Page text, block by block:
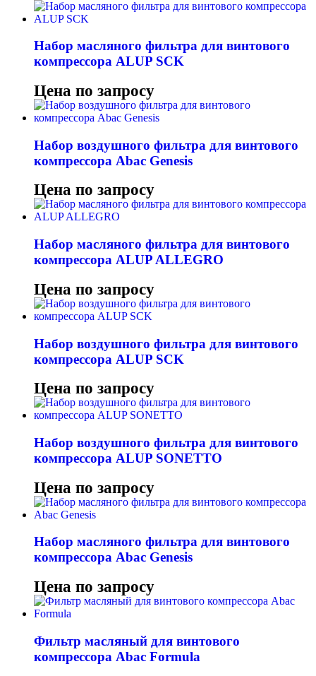
Набор масляного фильтра для винтового
компрессора ALUP SCK
Цена по запросу
Набор воздушного фильтра для винтового
компрессора Abac Genesis
Цена по запросу
Набор масляного фильтра для винтового
компрессора ALUP ALLEGRO
Цена по запросу
Набор воздушного фильтра для винтового
компрессора ALUP SCK
Цена по запросу
Набор воздушного фильтра для винтового
компрессора ALUP SONETTO
Цена по запросу
Набор масляного фильтра для винтового
компрессора Abac Genesis
Цена по запросу
Фильтр масляный для винтового
компрессора Abac Formula